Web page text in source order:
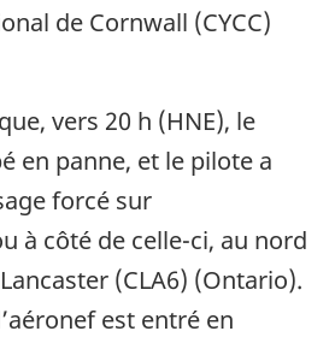
de Cornwall (CYCC)
vers 20 h (HNE), le
en panne, et le pilote a
forcé sur
à côté de celle-ci, au nord
(CLA6) (Ontario).
est entré en